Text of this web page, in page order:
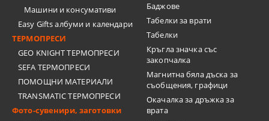
Машини и консумативи
Easy Gifts албуми и календари
ТЕРМОПРЕСИ
GEO KNIGHT ТЕРМОПРЕСИ
SEFA ТЕРМОПРЕСИ
ПОМОЩНИ МАТЕРИАЛИ
TRANSMATIC ТЕРМОПРЕСИ
Фото-сувенири, заготовки
Баджове
Табелки за врати
Табелки
Кръгла значка със
закопчалка
Магнитна бяла дъска за
съобщения, графици
Окачалка за дръжка за
врата